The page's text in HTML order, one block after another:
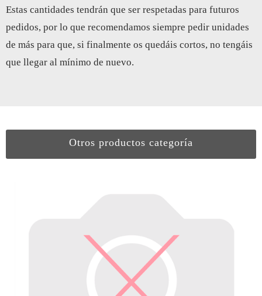
Estas cantidades tendrán que ser respetadas para futuros
pedidos, por lo que recomendamos siempre pedir unidades
de más para que, si finalmente os quedáis cortos, no tengáis
que llegar al mínimo de nuevo.
Otros productos categoría